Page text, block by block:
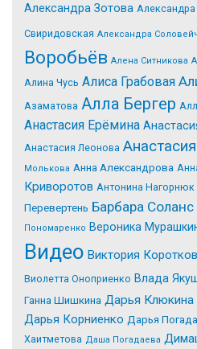
Александра Зотова
Свиридовская Александра
Воробьёв Алена Ситникова
Алина Чусь Алиса Грабовая
Азаматова Алла Бергер
Анастасия Ерёмина
Анастасия Леонова
Молькова Анна Александрова
Криворотов Антонина Нагорнюк
Перевертень Барбара Соланс
Пономаренко Вероника
Видео Виктория
Виолетта Оноприенко Влада
Ганна Шишкина Дарья Клюкина
Дарья Корниенко Дарья
Хаитметова Даша Погадаева